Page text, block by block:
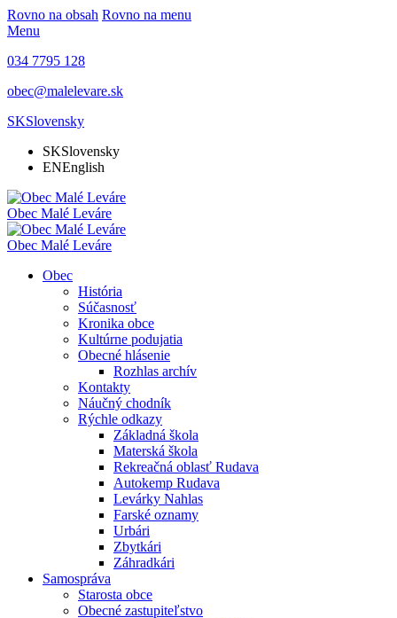
Rovno na obsah Rovno na menu
Menu
034 7795 128
obec@malelevare.sk
SKSlovensky
SKSlovensky
ENEnglish
Obec Malé Leváre
Obec Malé Leváre
Obec
História
Súčasnosť
Kronika obce
Kultúrne podujatia
Obecné hlásenie
Rozhlas archív
Kontakty
Náučný chodník
Rýchle odkazy
Základná škola
Materská škola
Rekreačná oblasť Rudava
Autokemp Rudava
Levárky Nahlas
Farské oznamy
Urbári
Zbytkári
Záhradkári
Samospráva
Starosta obce
Obecné zastupiteľstvo